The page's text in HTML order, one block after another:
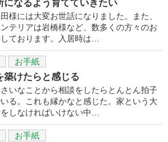
になるよう育てていきたい
様には大変お世話になりました。また、
テリアは岩橋様など、数多くの方々のお
ております。入居時は…
お手紙
築けたらと感じる
いなことから相談をしたらとんとん拍子
る。これも縁かなと感じた。家という大
しなければいけない中…
お手紙